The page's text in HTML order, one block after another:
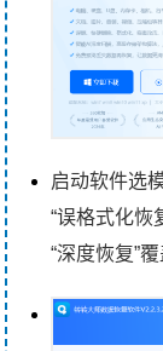
启动软件选
“误格式化恢
“深度恢复”